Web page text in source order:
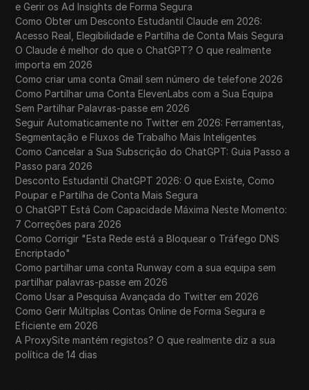
e Gerir os Ad Insights de Forma Segura
Como Obter um Desconto Estudantil Claude em 2026:
Acesso Real, Elegibilidade e Partilha de Conta Mais Segura
O Claude é melhor do que o ChatGPT? O que realmente
importa em 2026
Como criar uma conta Gmail sem número de telefone 2026
Como Partilhar uma Conta ElevenLabs com a Sua Equipa
Sem Partilhar Palavras-passe em 2026
Seguir Automaticamente no Twitter em 2026: Ferramentas,
Segmentação e Fluxos de Trabalho Mais Inteligentes
Como Cancelar a Sua Subscrição do ChatGPT: Guia Passo a
Passo para 2026
Desconto Estudantil ChatGPT 2026: O que Existe, Como
Poupar e Partilha de Conta Mais Segura
O ChatGPT Está Com Capacidade Máxima Neste Momento:
7 Correções para 2026
Como Corrigir "Esta Rede está a Bloquear o Tráfego DNS
Encriptado"
Como partilhar uma conta Runway com a sua equipa sem
partilhar palavras-passe em 2026
Como Usar a Pesquisa Avançada do Twitter em 2026
Como Gerir Múltiplas Contas Online de Forma Segura e
Eficiente em 2026
A ProxySite mantém registos? O que realmente diz a sua
política de 14 dias